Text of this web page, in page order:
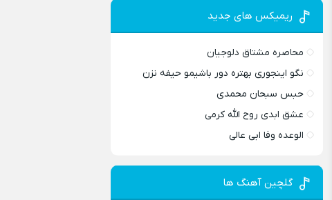
ریمیکس های جدید
محاصره مشتاق دلوجیان
نگو اینجوری بهتره دور باشیمو حیفه نزن
حبس سبحان محمدی
عشق ابدی روح الله کرمی
الوعده وفا ابی عالی
گلچین آهنگ ها